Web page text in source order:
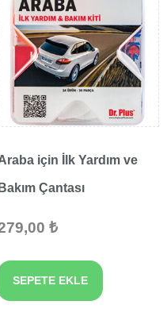
için İlk Yardım ve
Bakım Çantası
₺
SEPETE EKLE